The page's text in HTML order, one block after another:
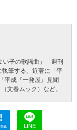
子の歌謡曲」「週刊
筆する。近著に「平
平成『一発屋』見聞
文春ムック）など。
LINE